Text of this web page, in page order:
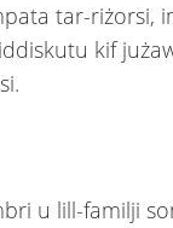
tar-riżorsi,
kif
u lill-familji